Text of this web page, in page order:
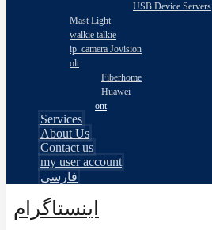
USB Device Servers
Mast Light
walkie talkie
ip_camera Jovision
olt
Fiberhome
Huawei
ont
Services
About Us
Contact us
my user account
فارسی
اینستاگرام